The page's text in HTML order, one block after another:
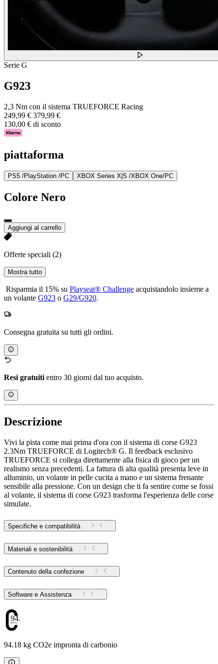
Serie G
G923
2,3 Nm con il sistema TRUEFORCE Racing
249,99 € 379,99 €
130,00 € di sconto
piattaforma
PS5 /PlayStation /PC XBOX Series X|S /XBOX One/PC
Colore Nero
Aggiungi al carrello
Offerte speciali (2)
Mostra tutto
Risparmia il 15% su Playseat® Challenge acquistandolo insieme a
un volante G923 o G29/G920.
Consegna gratuita su tutti gli ordini.
Resi gratuiti entro 30 giorni dal tuo acquisto.
Descrizione
Vivi la pista come mai prima d'ora con il sistema di corse G923
2.3Nm TRUEFORCE di Logitech® G. Il feedback esclusivo
TRUEFORCE si collega direttamente alla fisica di gioco per un
realismo senza precedenti. La fattura di alta qualità presenta leve in
alluminio, un volante in pelle cucita a mano e un sistema frenante
sensibile alla pressione. Con un design che ti fa sentire come se fossi
al volante, il sistema di corse G923 trasforma l'esperienza delle corse
simulate.
Specifiche e compatibilità
Materiali e sostenibilità
Contenuto della confezione
Software e Assistenza
94.18
94.18 kg CO2e impronta di carbonio